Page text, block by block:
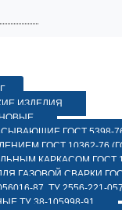
ИЗДЕЛИЯ
ГОСТ 5398-
ГОСТ 10362-76
КАРКАСОМ ГОСТ
ГАЗОВОЙ СВАРКИ
87, ТУ 2556-221-
ТУ 38-105998-91